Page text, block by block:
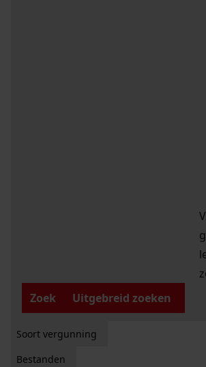
Zoek
Uitgebreid zoeken
Soort vergunning
Bestanden